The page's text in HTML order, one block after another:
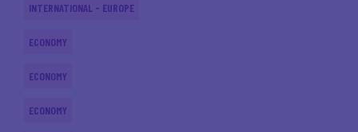
INTERNATIONAL - EUROPE
ECONOMY
ECONOMY
ECONOMY